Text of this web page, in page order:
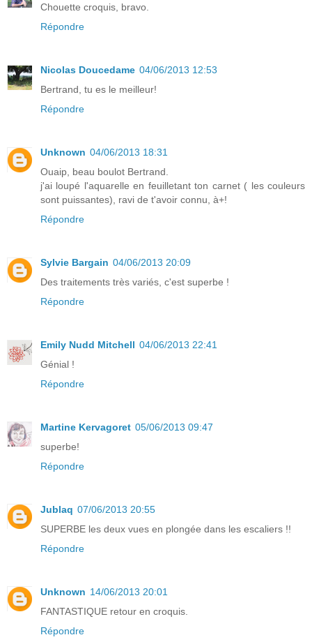
Chouette croquis, bravo.
Répondre
Nicolas Doucedame 04/06/2013 12:53
Bertrand, tu es le meilleur!
Répondre
Unknown 04/06/2013 18:31
Ouaip, beau boulot Bertrand.
j'ai loupé l'aquarelle en feuilletant ton carnet ( les couleurs
sont puissantes), ravi de t'avoir connu, à+!
Répondre
Sylvie Bargain 04/06/2013 20:09
Des traitements très variés, c'est superbe !
Répondre
Emily Nudd Mitchell 04/06/2013 22:41
Génial !
Répondre
Martine Kervagoret 05/06/2013 09:47
superbe!
Répondre
Jublaq 07/06/2013 20:55
SUPERBE les deux vues en plongée dans les escaliers !!
Répondre
Unknown 14/06/2013 20:01
FANTASTIQUE retour en croquis.
Répondre